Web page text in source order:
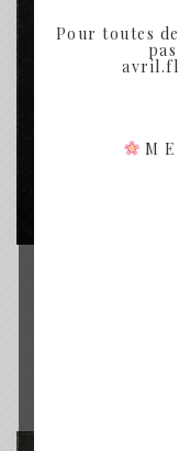
Pour toutes
M